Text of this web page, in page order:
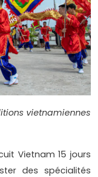
vietnamiennes
Vietnam 15 jours
des spécialités